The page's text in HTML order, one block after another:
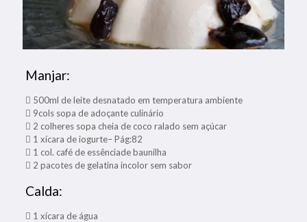
Manjar:
 500ml de leite desnatado em temperatura ambiente
 9cols sopa de adoçante culinário
 2 colheres sopa cheia de coco ralado sem açúcar
 1 xícara de iogurte– Pág:82
 1 col. café de essênciade baunilha
 2 pacotes de gelatina incolor sem sabor
Calda:
 1 xícara de água